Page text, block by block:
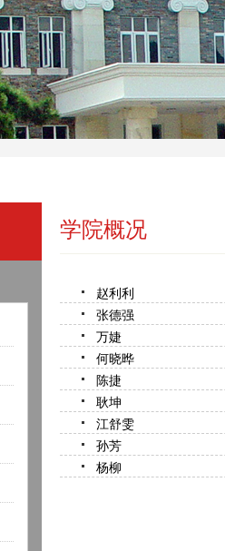
学院概况
赵利利
张德强
万婕
何晓晔
陈捷
耿坤
江舒雯
孙芳
杨柳